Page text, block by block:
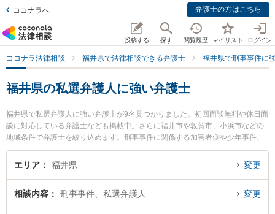
ココナラへ 弁護士の方はこちら
投稿する 探す 閲覧履歴 マイリスト ログイン
ココナラ法律相談 福井県で法律相談できる弁護士 福井県で刑事事件に
福井県の私選弁護人に強い弁護士
福井県で私選弁護人に強い弁護士が9名見つかりました。初回面談無料や休日面
談に対応している弁護士なども掲載中。さらに福井市や敦賀市、小浜市などの
地域条件で弁護士を絞り込めます。刑事事件に関係する加害者側や少年事件、
再犯・前科あり等の細かな分野での絞り込み検索もでき便利です。特に勝見法
律事務所の勝見 泰斗弁護士や二の宮法律事務所の河野 哲弁護士、弁護士法人ふ
ブルを今すぐに弁護士に相談したい』『私選弁護人のトラブル解決の実績豊富
な近くの弁護士を検索したい』『初回相談無料で私選弁護人を法律相談できる
エリア 福井県 変更
相談内容 刑事事件、私選弁護人 変更